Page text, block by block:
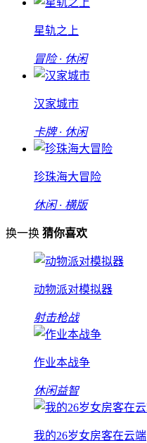
星轨之上
冒险 · 休闲
汉家城市
卡牌 · 休闲
珍珠海大冒险
休闲 · 横版
换一换 猜你喜欢
动物派对模拟器
射击枪战
作业本战争
休闲益智
我的26岁女房客在云端